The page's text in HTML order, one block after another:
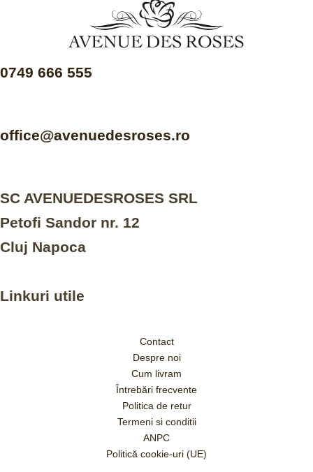
0749 666 555
office@avenuedesroses.ro
SC AVENUEDESROSES SRL
Petofi Sandor nr. 12
Cluj Napoca
Linkuri utile
Contact
Despre noi
Cum livram
Întrebări frecvente
Politica de retur
Termeni si conditii
ANPC
Politică cookie-uri (UE)